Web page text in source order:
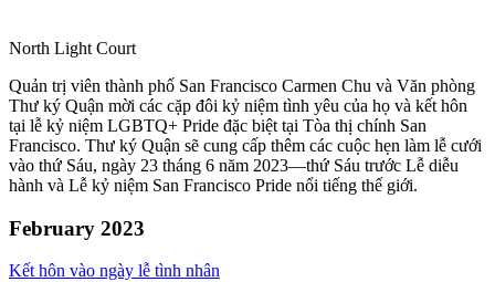
North Light Court
Quản trị viên thành phố San Francisco Carmen Chu và Văn phòng
Thư ký Quận mời các cặp đôi kỷ niệm tình yêu của họ và kết hôn
tại lễ kỷ niệm LGBTQ+ Pride đặc biệt tại Tòa thị chính San
Francisco. Thư ký Quận sẽ cung cấp thêm các cuộc hẹn làm lễ cưới
vào thứ Sáu, ngày 23 tháng 6 năm 2023—thứ Sáu trước Lễ diễu
hành và Lễ kỷ niệm San Francisco Pride nổi tiếng thế giới.
February 2023
Kết hôn vào ngày lễ tình nhân